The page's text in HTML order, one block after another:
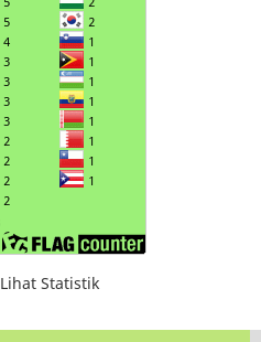
Lihat Statistik